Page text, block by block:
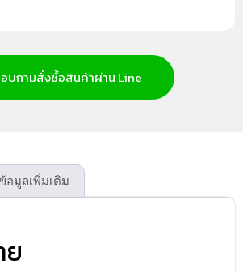
บถามสั่งซื้อสินค้าผ่าน Line
อมูลเพิ่มเติม